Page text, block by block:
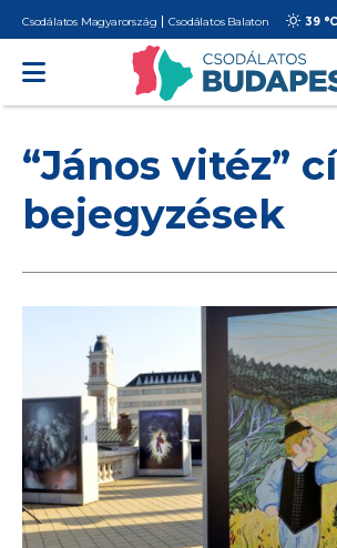
Csodálatos Magyarország Csodálatos Balaton 39 °C
“János vitéz”
bejegyzések